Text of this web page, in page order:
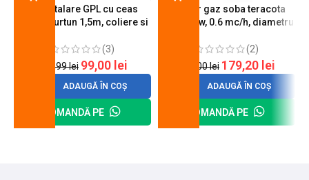
Kit instalare GPL cu ceas
butelie, furtun 1,5m, coliere si
(3)
120,99lei 99,00 lei
ADAUGĂ ÎN COȘ
COMANDĂ PE
Arzator gaz soba teracota
A600, 6 kw, 0.6 mc/h, diametru
(2)
200,00lei 179,20 lei
ADAUGĂ ÎN COȘ
COMANDĂ PE